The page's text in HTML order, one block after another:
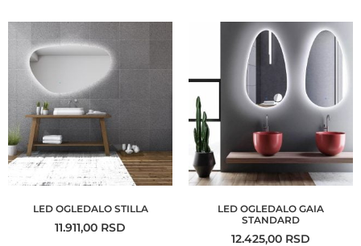
LED OGLEDALO STILLA
11.911,00 RSD
LED OGLEDALO GAIA
STANDARD
12.425,00 RSD